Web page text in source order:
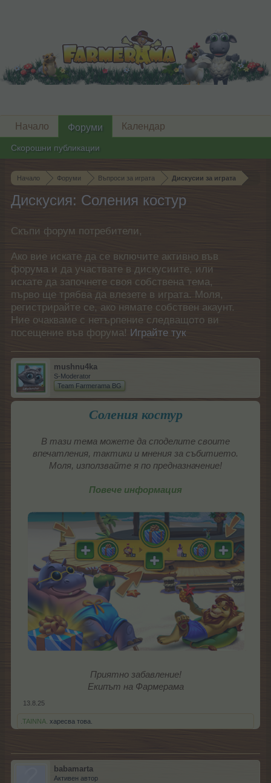
Начало Форуми Въпроси за играта Дискусии за играта
Дискусия: Соления костур
Скъпи форум потребители,
Ако вие искате да се включите активно във
форума и да участвате в дискусиите, или
искате да започнете своя собствена тема,
първо ще трябва да влезете в играта. Моля,
регистрирайте се, ако нямате собствен акаунт.
Ние очакваме с нетърпение следващото ви
посещение във форума! Играйте тук
mushnu4ka
S-Moderator
Team Farmerama BG
Соления костур
В тази тема можете да споделите своите
впечатления, тактики и мнения за събитието.
Моля, използвайте я по предназначение!
Повече информация
Приятно забавление!
Екипът на Фармерама
13.8.25
.TAINNA. харесва това.
babamarta
Активен автор
Начало Форуми
Скорошни публикации
Календар